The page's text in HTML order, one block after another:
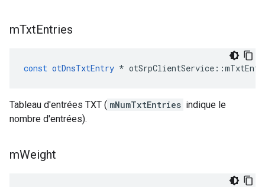
mTxtEntries
const otDnsTxtEntry * otSrpClientService ::
Tableau d'entrées TXT ( mNumTxtEntries indique le
nombre d'entrées).
mWeight